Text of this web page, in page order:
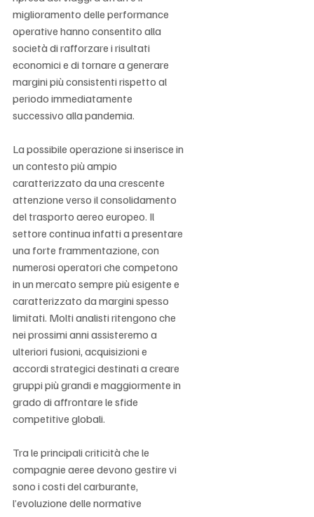
miglioramento delle performance
operative hanno consentito alla
società di rafforzare i risultati
economici e di tornare a generare
margini più consistenti rispetto al
periodo immediatamente
successivo alla pandemia.
La possibile operazione si inserisce in
un contesto più ampio
caratterizzato da una crescente
attenzione verso il consolidamento
del trasporto aereo europeo. Il
settore continua infatti a presentare
una forte frammentazione, con
numerosi operatori che competono
in un mercato sempre più esigente e
caratterizzato da margini spesso
limitati. Molti analisti ritengono che
nei prossimi anni assisteremo a
ulteriori fusioni, acquisizioni e
accordi strategici destinati a creare
gruppi più grandi e maggiormente in
grado di affrontare le sfide
competitive globali.
Tra le principali criticità che le
compagnie aeree devono gestire vi
sono i costi del carburante,
l’evoluzione delle normative